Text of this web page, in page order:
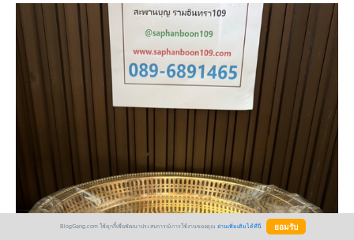
BlogGang.com ใช้คุกกี้เพื่อพัฒนาประสบการณ์การใช้งานของคุณ อ่านเพิ่มเติมได้ที่นี่